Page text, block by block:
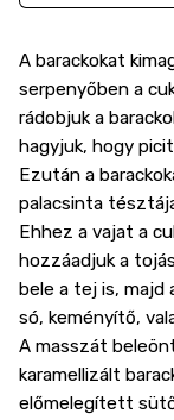
A barackokat
serpenyőben a
rádobjuk a
hagyjuk, hogy
Ezután a
palacsinta
Ehhez a vajat a
hozzáadjuk a
bele a tej is, majd
só, keményítő,
A masszát
karamellizált
előmelegített